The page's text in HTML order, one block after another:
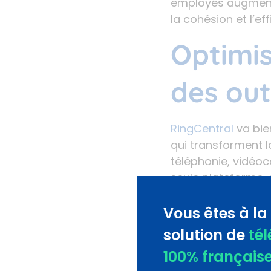
la cohésion et
des
RingCentral va
qui transforment
téléphonie,
seule plateforme,
efficacement. En
rapidement aux
Vous êtes à
solution de
100%